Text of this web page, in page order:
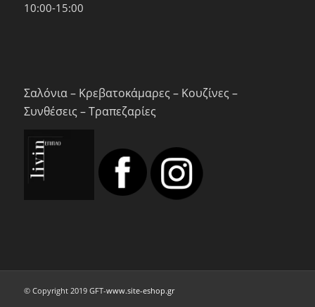
10:00-15:00
Σαλόνια – Κρεβατοκάμαρες – Κουζίνες –
Συνθέσεις – Τραπεζαρίες
© Copyright 2019 GFT-www.site-eshop.gr